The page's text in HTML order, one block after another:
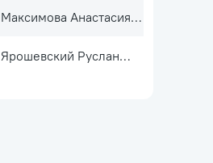
Максимова Анастасия
Ярошевский Руслан